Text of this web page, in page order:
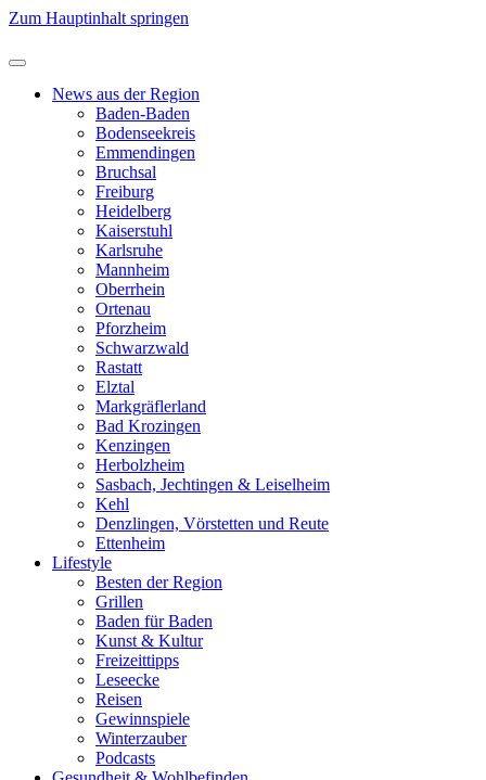
Zum Hauptinhalt springen
News aus der Region
Baden-Baden
Bodenseekreis
Emmendingen
Bruchsal
Freiburg
Heidelberg
Kaiserstuhl
Karlsruhe
Mannheim
Oberrhein
Ortenau
Pforzheim
Schwarzwald
Rastatt
Elztal
Markgräflerland
Bad Krozingen
Kenzingen
Herbolzheim
Sasbach, Jechtingen & Leiselheim
Kehl
Denzlingen, Vörstetten und Reute
Ettenheim
Lifestyle
Besten der Region
Grillen
Baden für Baden
Kunst & Kultur
Freizeittipps
Leseecke
Reisen
Gewinnspiele
Winterzauber
Podcasts